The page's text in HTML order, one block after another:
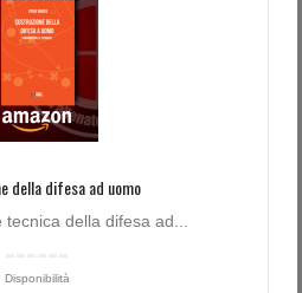
della difesa ad uomo
della difesa ad...
Disponibilità